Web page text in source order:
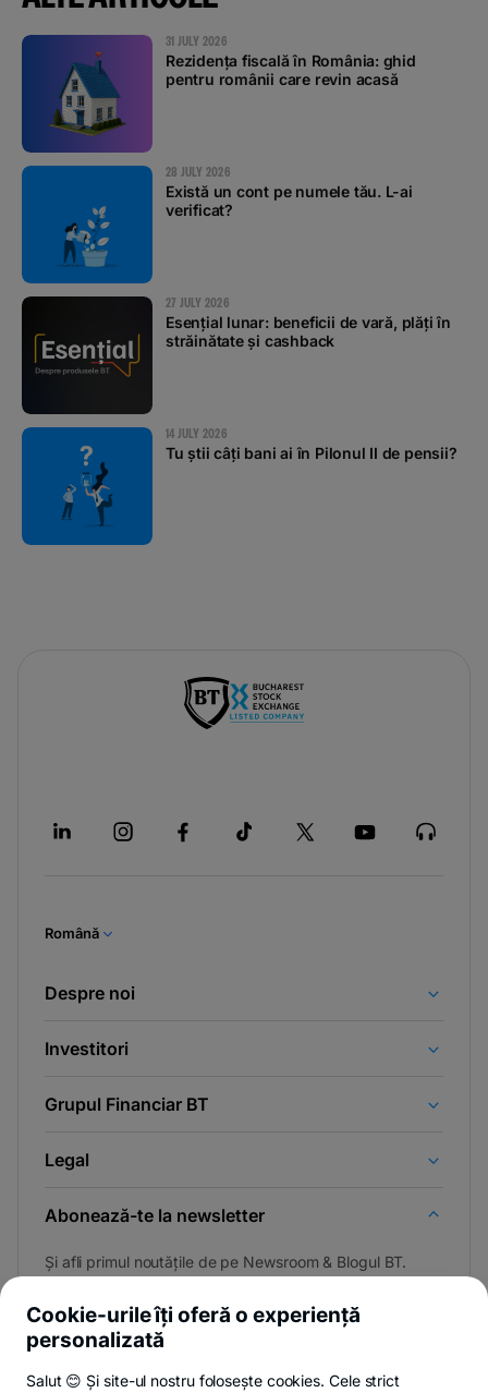
31 JULY 2026
Rezidența fiscală în România: ghid
pentru românii care revin acasă
28 JULY 2026
Există un cont pe numele tău. L-ai
verificat?
27 JULY 2026
Esențial lunar: beneficii de vară, plăți în
străinătate și cashback
14 JULY 2026
Tu știi câți bani ai în Pilonul II de pensii?
Română
Despre noi
Investitori
Grupul Financiar BT
Legal
Abonează-te la newsletter
Și afli primul noutățile de pe Newsroom & Blogul BT.
Cookie-urile îți oferă o experiență
personalizată
Salut 😊 Și site-ul nostru folosește cookies. Cele strict